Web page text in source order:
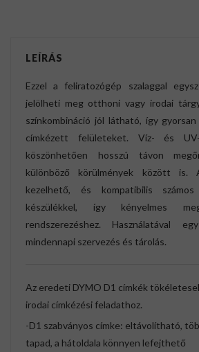
LEÍRÁS
Ezzel a feliratozógép szalaggal
jelölheti meg otthoni vagy irodai
színkombináció jól látható, így
címkézett felületeket. Víz- és UV-
köszönhetően hosszú távon
különböző körülmények között is.
kezelhető, és kompatibilis
készülékkel, így kényelmes
rendszerezéshez. Használatával
mindennapi szervezés és tárolás.
Az eredeti DYMO D1 címkék
irodai címkézési feladathoz.
-D1 szabványos címke: eltávolítható,
tapad, a hátoldala könnyen lefejthető